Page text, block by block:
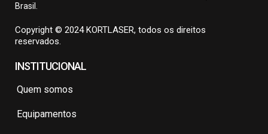
Brasil.
Copyright © 2024 KORTLASER, todos os direitos
reservados.
INSTITUCIONAL
Quem somos
Equipamentos